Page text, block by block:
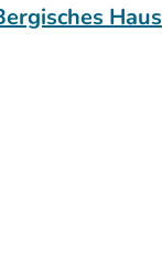
Haus